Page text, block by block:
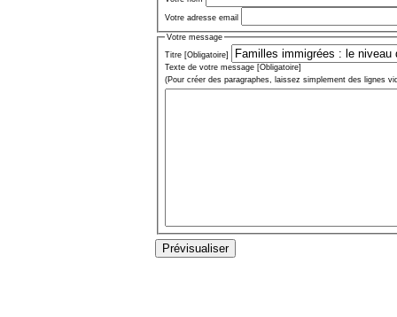
Votre adresse email
Votre message
Titre [Obligatoire]
Texte de votre message [Obligatoire]
(Pour créer des paragraphes, laissez simplement des lignes